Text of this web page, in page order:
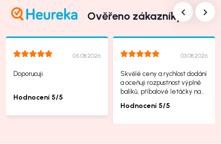
Ověřeno zákazníky
05.08.2026
Doporucuji
Hodnocení 5/5
03.08.2026
Skvělé ceny a rychlost dodání
a oceňuji rozpustnost výplně
balíků, příbalové letáčky na
Hodnocení 5/5